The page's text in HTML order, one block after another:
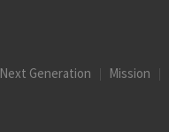
Next Generation Mission